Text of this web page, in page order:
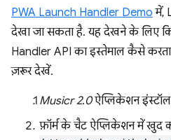
PWA Launch Handler Demo में,
देखा जा सकता है. यह देखने के लिए
Handler API का इस्तेमाल कैसे
ज़रूर देखें.
Musicr 2.0ऐप्लिकेशन
फ़ॉर्म के चैट ऐप्लिकेशन में खुद